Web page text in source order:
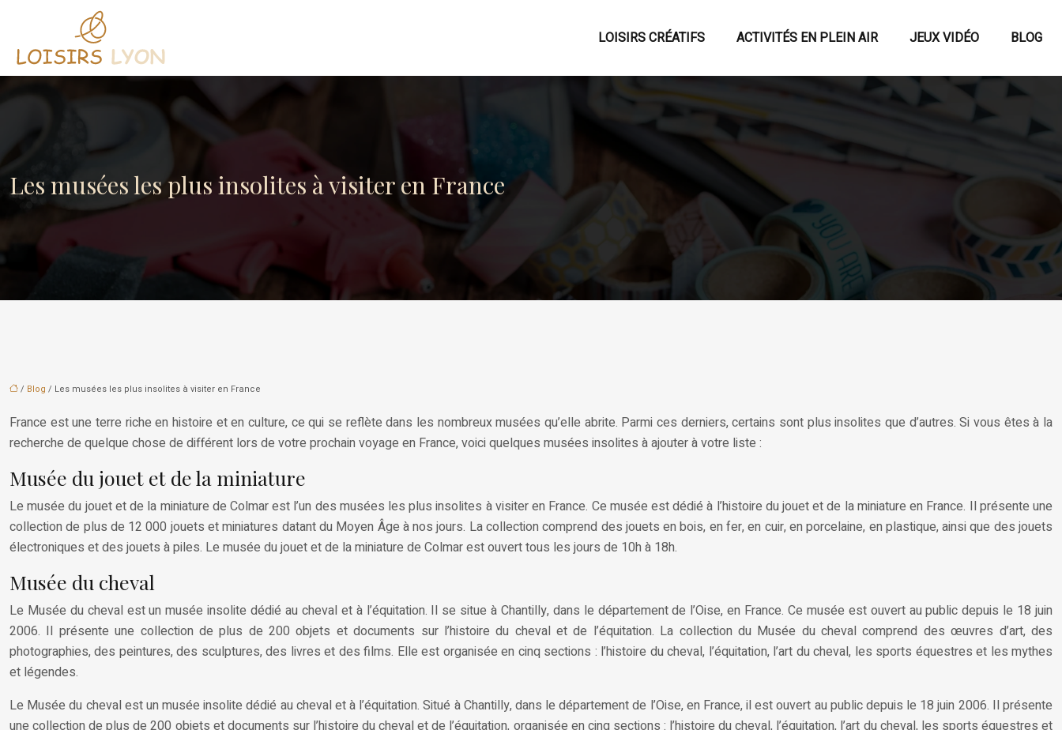
LOISIRS CRÉATIFS ACTIVITÉS EN PLEIN AIR JEUX VIDÉO BLOG
Les musées les plus insolites à visiter en France
/ Blog / Les musées les plus insolites à visiter en France
France est une terre riche en histoire et en culture, ce qui se reflète dans les nombreux musées qu’elle abrite. Parmi ces derniers, certains sont plus insolites que d’autres. Si vous êtes à la
recherche de quelque chose de différent lors de votre prochain voyage en France, voici quelques musées insolites à ajouter à votre liste :
Musée du jouet et de la miniature
Le musée du jouet et de la miniature de Colmar est l’un des musées les plus insolites à visiter en France. Ce musée est dédié à l’histoire du jouet et de la miniature en France. Il présente une
collection de plus de 12 000 jouets et miniatures datant du Moyen Âge à nos jours. La collection comprend des jouets en bois, en fer, en cuir, en porcelaine, en plastique, ainsi que des jouets
électroniques et des jouets à piles. Le musée du jouet et de la miniature de Colmar est ouvert tous les jours de 10h à 18h.
Musée du cheval
Le Musée du cheval est un musée insolite dédié au cheval et à l’équitation. Il se situe à Chantilly, dans le département de l’Oise, en France. Ce musée est ouvert au public depuis le 18 juin
2006. Il présente une collection de plus de 200 objets et documents sur l’histoire du cheval et de l’équitation. La collection du Musée du cheval comprend des œuvres d’art, des
photographies, des peintures, des sculptures, des livres et des films. Elle est organisée en cinq sections : l’histoire du cheval, l’équitation, l’art du cheval, les sports équestres et les mythes
et légendes.
Le Musée du cheval est un musée insolite dédié au cheval et à l’équitation. Situé à Chantilly, dans le département de l’Oise, en France, il est ouvert au public depuis le 18 juin 2006. Il présente
une collection de plus de 200 objets et documents sur l’histoire du cheval et de l’équitation, organisée en cinq sections : l’histoire du cheval, l’équitation, l’art du cheval, les sports équestres et